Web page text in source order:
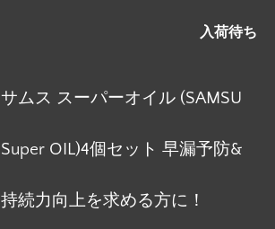
入荷待ち
サムス スーパーオイル (SAMSU
Super OIL)4個セット 早漏予防&
持続力向上を求める方に！